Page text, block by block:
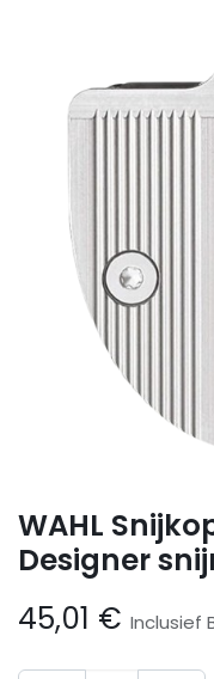
WAHL
Designer
45,01 € Inclusief